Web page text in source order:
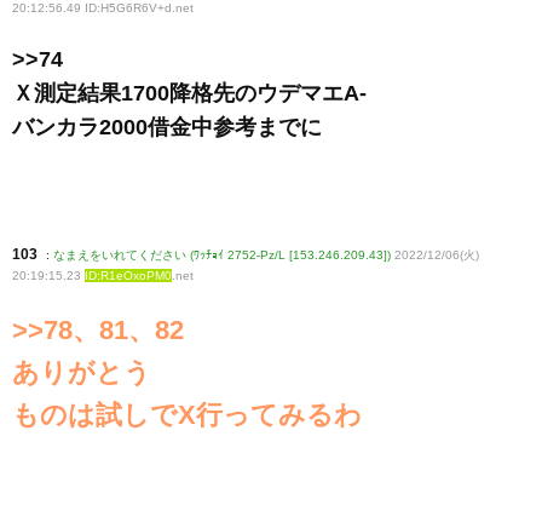
20:12:56.49 ID:H5G6R6V+d .net
>>74
Ｘ測定結果1700降格先のウデマエA-
バンカラ2000借金中参考までに
103 : なまえをいれてください (ﾜｯﾁｮｲ 2752-Pz/L [153.246.209.43]) 2022/12/06(火)
20:19:15.23 ID:R1eOxoPM0 .net
>>78、81、82
ありがとう
ものは試しでX行ってみるわ